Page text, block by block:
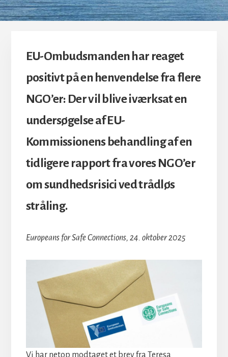
EU-Ombudsmanden har reaget
positivt på en henvendelse fra flere
NGO’er: Der vil blive iværksat en
undersøgelse af EU-
Kommissionens behandling af en
tidligere rapport fra vores NGO’er
om sundhedsrisici ved trådløs
stråling.
Europeans for Safe Connections, 24. oktober 2025
Vi har netop modtaget et brev fra Teresa